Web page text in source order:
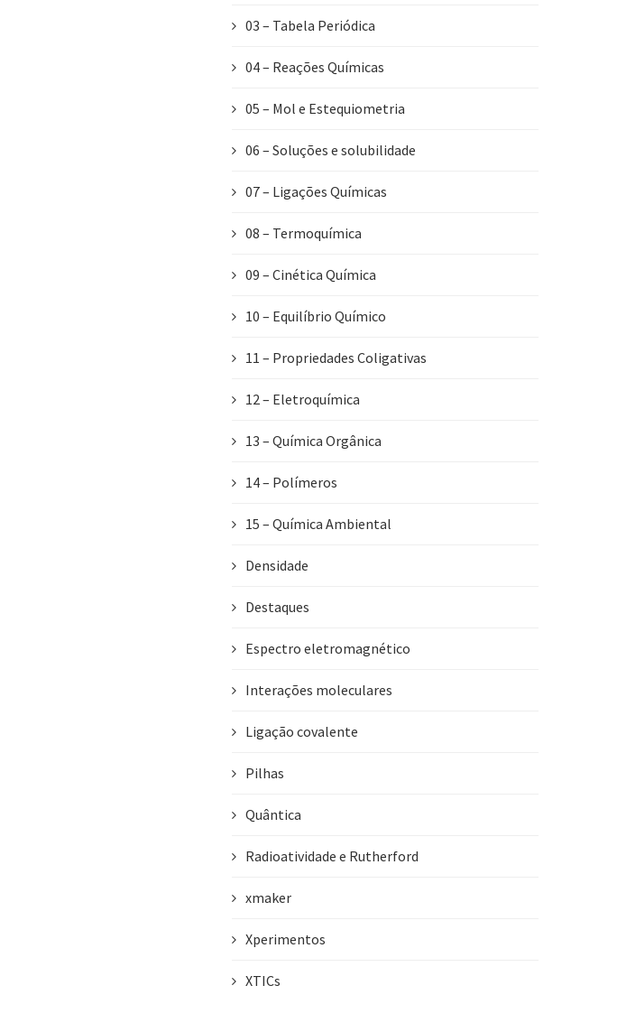
03 – Tabela Periódica
04 – Reações Químicas
05 – Mol e Estequiometria
06 – Soluções e solubilidade
07 – Ligações Químicas
08 – Termoquímica
09 – Cinética Química
10 – Equilíbrio Químico
11 – Propriedades Coligativas
12 – Eletroquímica
13 – Química Orgânica
14 – Polímeros
15 – Química Ambiental
Densidade
Destaques
Espectro eletromagnético
Interações moleculares
Ligação covalente
Pilhas
Quântica
Radioatividade e Rutherford
xmaker
Xperimentos
XTICs